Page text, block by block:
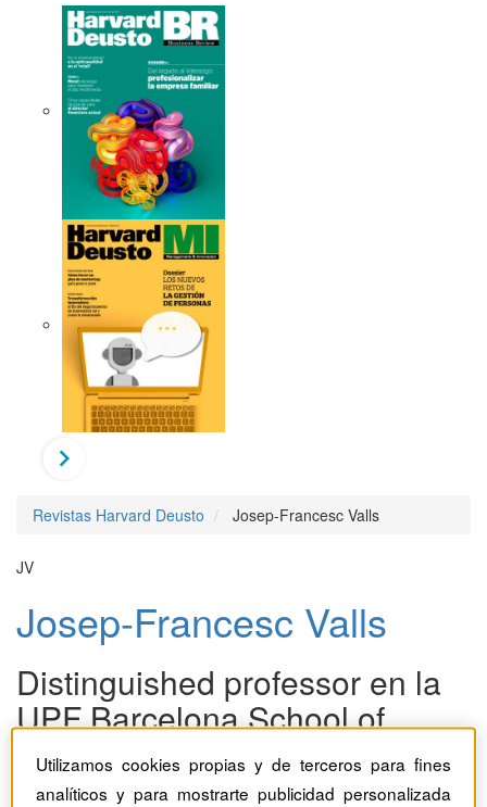
Revistas Harvard Deusto Josep-Francesc Valls
JV
Josep-Francesc Valls
Distinguished professor en la
UPF Barcelona School of
Management
14
Utilizamos cookies propias y de terceros para fines
analíticos y para mostrarte publicidad personalizada